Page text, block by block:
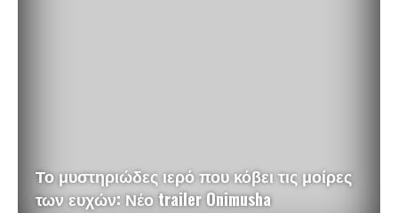
Το μυστηριώδες ιερό που κόβει τις μοίρες
των ευχών: Νέο trailer Onimusha